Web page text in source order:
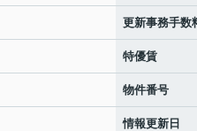
更新事務手数
特優賃
物件番号
情報更新日